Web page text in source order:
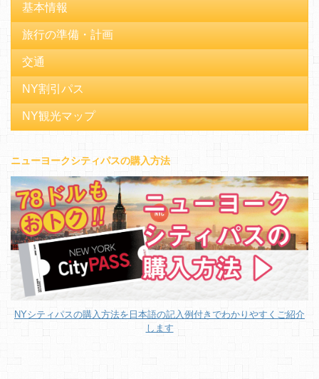
基本情報
旅行の準備・計画
交通
NY割引パス
NY観光マップ
ニューヨークシティパスの購入方法
NYシティパスの購入方法を日本語の記入例付きでわかりやすくご紹介
します